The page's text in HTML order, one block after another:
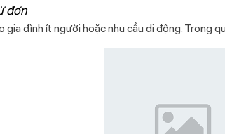
đơn
gia đình ít người hoặc nhu cầu di động. Trong